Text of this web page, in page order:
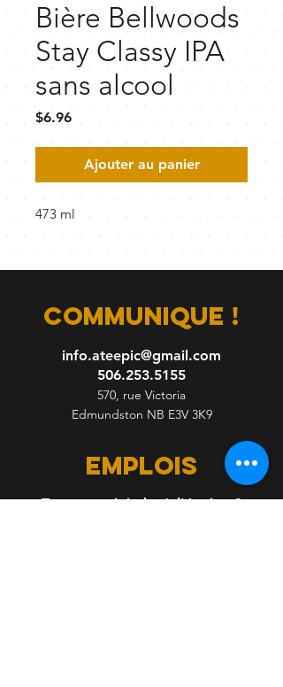
Bière Bellwoods
Stay Classy IPA
sans alcool
$6.96Prix
Ajouter au panier
473 ml
communique !
info.ateepic@gmail.com
506.253.5155
570, rue Victoria
Edmundston NB E3V 3K9
emplois
Tu veux te joindre à l'équipe ?